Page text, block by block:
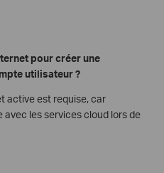
pour créer une
utilisateur ?
active est requise, car
avec les services cloud lors de